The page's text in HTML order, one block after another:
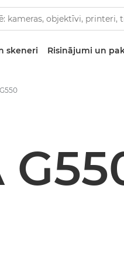
skeneri Risinājumi un